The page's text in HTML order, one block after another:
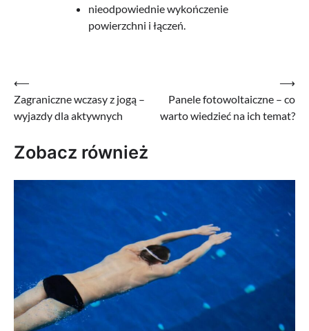
nieodpowiednie wykończenie
powierzchni i łączeń.
Nawigacja
wpisu
⟵
Zagraniczne wczasy z jogą –
wyjazdy dla aktywnych
Panele fotowoltaiczne – co
warto wiedzieć na ich temat?
⟶
Zobacz również